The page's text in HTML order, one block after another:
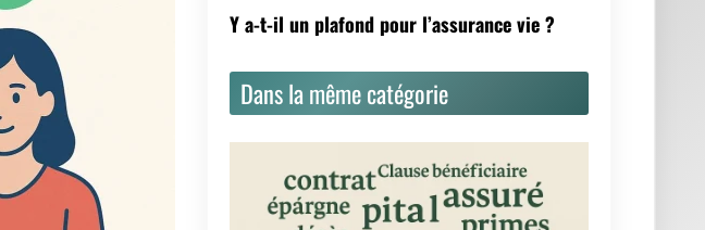
Y a-t-il un plafond pour l’assurance vie ?
Dans la même catégorie